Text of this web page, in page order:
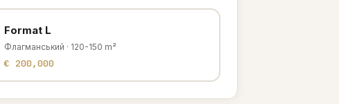
Format L
Флагманський · 120-150 m²
€ 200,000